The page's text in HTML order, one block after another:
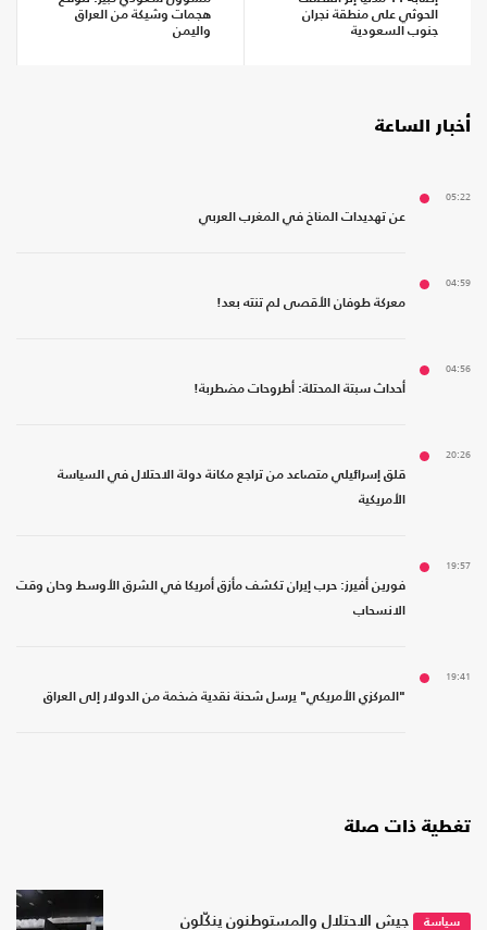
الحوثي على منطقة نجران
جنوب السعودية
هجمات وشيكة من العراق
واليمن
أخبار الساعة
05:22
عن تهديدات المناخ في المغرب العربي
04:59
معركة طوفان الأقصى لم تنته بعد!
04:56
أحداث سبتة المحتلة: أطروحات مضطربة!
20:26
قلق إسرائيلي متصاعد من تراجع مكانة دولة الاحتلال في السياسة
الأمريكية
19:57
فورين أفيرز: حرب إيران تكشف مأزق أمريكا في الشرق الأوسط وحان وقت
الانسحاب
19:41
"المركزي الأمريكي" يرسل شحنة نقدية ضخمة من الدولار إلى العراق
تغطية ذات صلة
سياسة
جيش الاحتلال والمستوطنون ينكّلون